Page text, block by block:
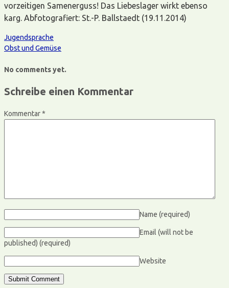
vorzeitigen Samenerguss! Das Liebeslager wirkt ebenso
karg. Abfotografiert: St.-P. Ballstaedt (19.11.2014)
Jugendsprache
Obst und Gemüse
No comments yet.
Schreibe einen Kommentar
Kommentar*
Name (required)
Email (will not be
published) (required)
Website